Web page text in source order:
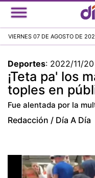
VIERNES 07 DE AGOSTO DE
Deportes: 2022/11/
¡Teta pa' los
toples en
Fue alentada por la
Redacción / Día A Día